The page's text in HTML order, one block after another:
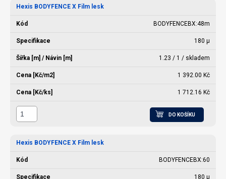
Hexis BODYFENCE X Film lesk
BODYFENCEBX:48m
180 µ
1.23 / 1 / skladem
1 392.00 Kč
1 712.16 Kč
DO KOŠÍKU
Hexis BODYFENCE X Film lesk
BODYFENCEBX:60
180 µ